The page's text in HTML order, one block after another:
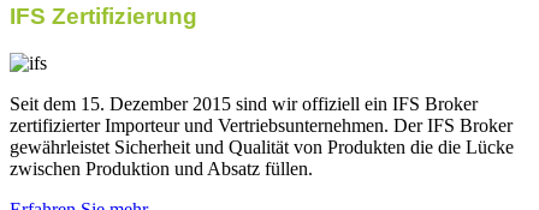
IFS Zertifizierung
Seit dem 15. Dezember 2015 sind wir offiziell ein IFS Broker
zertifizierter Importeur und Vertriebsunternehmen. Der IFS Broker
gewährleistet Sicherheit und Qualität von Produkten die die Lücke
zwischen Produktion und Absatz füllen.